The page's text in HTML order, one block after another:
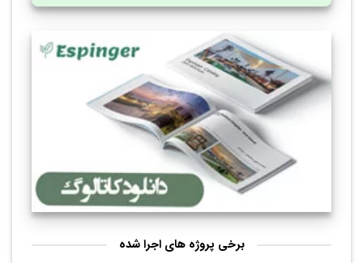
برخی پروژه های اجرا شده